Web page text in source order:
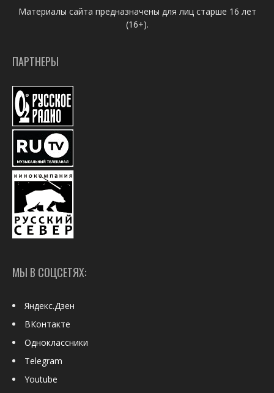
Материалы сайта предназначены для лиц старше 16 лет
(16+).
ПАРТНЕРЫ
МЫ В СОЦСЕТЯХ:
Яндекс.Дзен
ВКонтакте
Одноклассники
Telegram
Youtube